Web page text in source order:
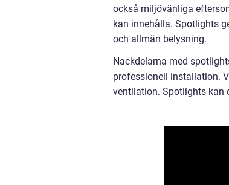
också miljövänliga
kan innehålla. Spotlights
och allmän belysning.
Nackdelarna med
professionell installation.
ventilation. Spotlights kan